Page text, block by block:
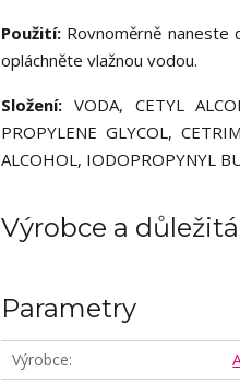
Použití: Rovnoměrně
opláchněte vlažnou vodou.
Složení: VODA, CETYL
PROPYLENE GLYCOL,
ALCOHOL, IODOPROPYNYL
Výrobce a
Parametry
Výrobce